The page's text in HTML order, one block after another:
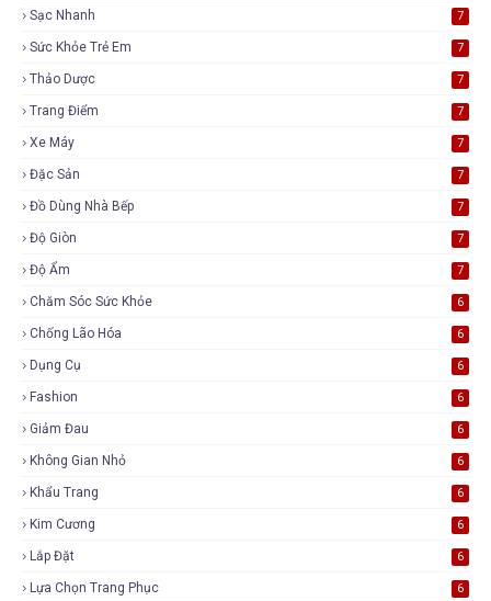
Sạc Nhanh 7
Sức Khỏe Trẻ Em 7
Thảo Dược 7
Trang Điểm 7
Xe Máy 7
Đặc Sản 7
Đồ Dùng Nhà Bếp 7
Độ Giòn 7
Độ Ẩm 7
Chăm Sóc Sức Khỏe 6
Chống Lão Hóa 6
Dụng Cụ 6
Fashion 6
Giảm Đau 6
Không Gian Nhỏ 6
Khẩu Trang 6
Kim Cương 6
Lắp Đặt 6
Lựa Chọn Trang Phục 6